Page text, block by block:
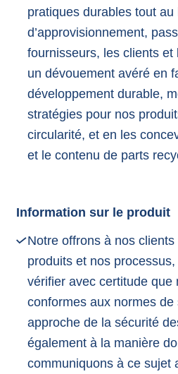
pratiques durables tout
d’approvisionnement,
fournisseurs, les clients et
un dévouement avéré en
développement durable,
stratégies pour nos
circularité, et en les
et le contenu de parts
Information sur le produit
Notre offrons à nos
produits et nos processus,
vérifier avec certitude que
conformes aux normes de
approche de la sécurité
également à la manière
communiquons à ce sujet